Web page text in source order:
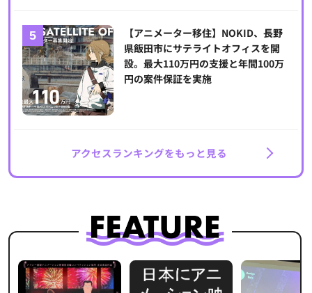
【アニメーター移住】NOKID、長野
県飯田市にサテライトオフィスを開
設。最大110万円の支援と年間100万
円の案件保証を実施
アクセスランキングをもっと見る